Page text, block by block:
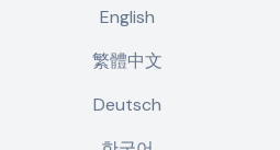
English
繁體中文
Deutsch